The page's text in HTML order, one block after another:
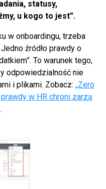
statusy,
u kogo to jest”.
w onboardingu, trzeba
źródło prawdy o
To warunek tego,
odpowiedzialność nie
i plikami. Zobacz: „Zero
w HR chroni zarzą
.